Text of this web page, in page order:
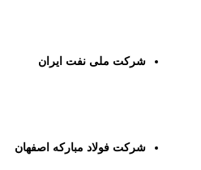
شرکت ملی نفت ایران
شرکت فولاد مبارکه اصفهان